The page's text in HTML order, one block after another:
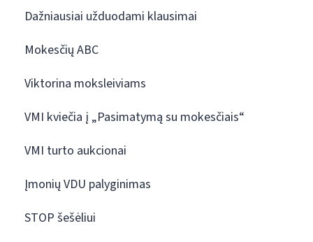
Dažniausiai užduodami klausimai
Mokesčių ABC
Viktorina moksleiviams
VMI kviečia į „Pasimatymą su mokesčiais“
VMI turto aukcionai
Įmonių VDU palyginimas
STOP šešėliui